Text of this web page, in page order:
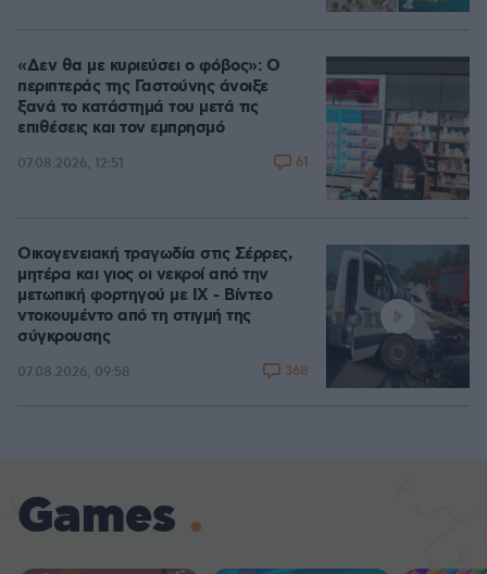
«Δεν θα με κυριεύσει ο φόβος»: Ο
περιπτεράς της Γαστούνης άνοιξε
ξανά το κατάστημά του μετά τις
επιθέσεις και τον εμπρησμό
07.08.2026, 12:51 61
Οικογενειακή τραγωδία στις Σέρρες,
μητέρα και γιος οι νεκροί από την
μετωπική φορτηγού με ΙΧ - Βίντεο
ντοκουμέντο από τη στιγμή της
σύγκρουσης
07.08.2026, 09:58 368
Games